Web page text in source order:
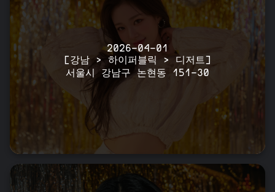
2026-04-01
[강남 > 하이퍼블릭 > 디저트]
서울시 강남구 논현동 151-30